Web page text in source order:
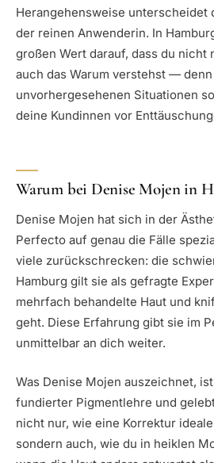
Herangehensweise unterscheidet
der reinen Anwenderin. In
großen Wert darauf, dass du nicht
auch das Warum verstehst —
unvorhergesehenen Situationen
deine Kundinnen vor
Warum bei Denise Mojen in
Denise Mojen hat sich in der
Perfecto auf genau die Fälle
viele zurückschrecken: die
Hamburg gilt sie als gefragte
mehrfach behandelte Haut und
geht. Diese Erfahrung gibt sie im
unmittelbar an dich weiter.
Was Denise Mojen auszeichnet,
fundierter Pigmentlehre und
nicht nur, wie eine Korrektur
sondern auch, wie du in heiklen